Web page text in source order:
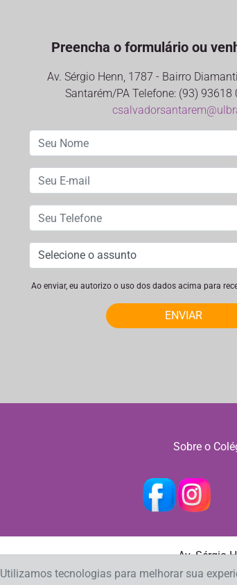
Preencha o formulário ou
Av. Sérgio Henn, 1787 - Bairro
Santarém/PA Telefone: (93) 93618
Ao enviar, eu autorizo o uso dos dados acima para
ENVIAR
Sobre o
Av. Sérgio
Utilizamos tecnologias para melhorar sua